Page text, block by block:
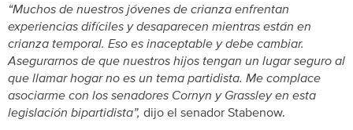
“Muchos de nuestros jóvenes de crianza enfrentan
experiencias difíciles y desaparecen mientras están en
crianza temporal. Eso es inaceptable y debe cambiar.
Asegurarnos de que nuestros hijos tengan un lugar seguro al
que llamar hogar no es un tema partidista. Me complace
asociarme con los senadores Cornyn y Grassley en esta
legislación bipartidista”, dijo el senador Stabenow.